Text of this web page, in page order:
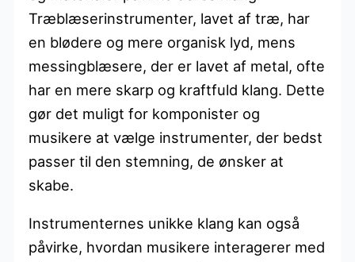
Træblæserinstrumenter, lavet af træ, har
en blødere og mere organisk lyd, mens
messingblæsere, der er lavet af metal, ofte
har en mere skarp og kraftfuld klang. Dette
gør det muligt for komponister og
musikere at vælge instrumenter, der bedst
passer til den stemning, de ønsker at
skabe.
Instrumenternes unikke klang kan også
påvirke, hvordan musikere interagerer med